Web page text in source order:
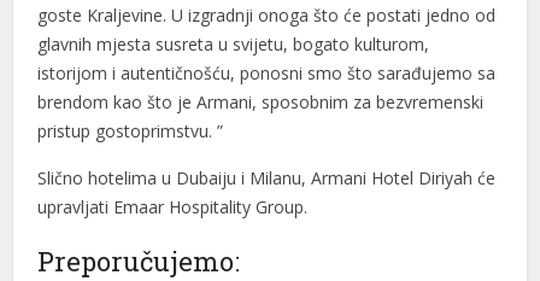
goste Kraljevine. U izgradnji onoga što će postati jedno od
glavnih mjesta susreta u svijetu, bogato kulturom,
istorijom i autentičnošću, ponosni smo što sarađujemo sa
brendom kao što je Armani, sposobnim za bezvremenski
pristup gostoprimstvu. ”
Slično hotelima u Dubaiju i Milanu, Armani Hotel Diriyah će
upravljati Emaar Hospitality Group.
Preporučujemo: